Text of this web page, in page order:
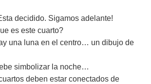
decidido. Sigamos adelante!
es este cuarto?
una luna en el centro… un dibujo de
simbolizar la noche…
deben estar conectados de